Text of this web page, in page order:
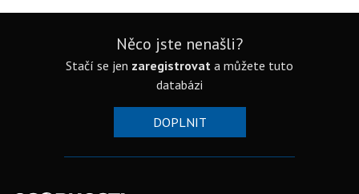
Něco jste nenašli?
Stačí se jen zaregistrovat a můžete tuto
databázi
DOPLNIT